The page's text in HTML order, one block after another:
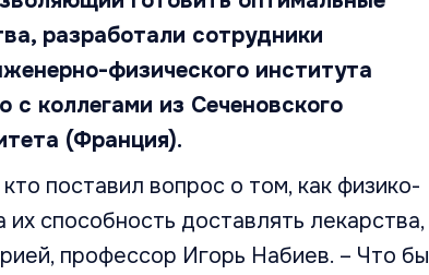
разработали сотрудники
физического института
коллегами из Сеченовского
(Франция).
поставил вопрос о том, как физико-
способность доставлять лекарства,
профессор Игорь Набиев. – Что бы